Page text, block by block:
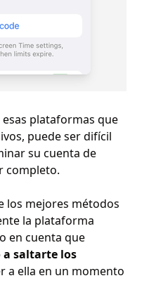
esas plataformas que
puede ser difícil
su cuenta de
completo.
los mejores métodos
la plataforma
en cuenta que
saltarte los
a ella en un momento